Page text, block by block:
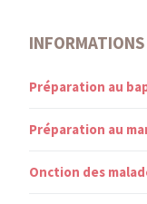
Préparation au
Préparation au
Onction des